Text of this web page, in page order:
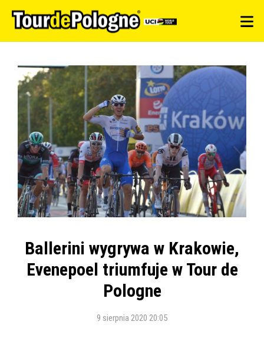
Ballerini wygrywa w Krakowie,
Evenepoel triumfuje w Tour de
Pologne
9 sierpnia 2020 20:05